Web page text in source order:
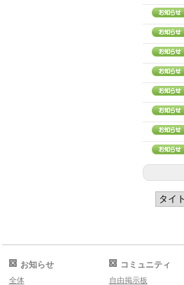
お知らせ
全体
コミュニティ
自由掲示板